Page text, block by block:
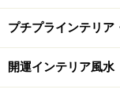
プチプラインテリア
開運インテリア風水